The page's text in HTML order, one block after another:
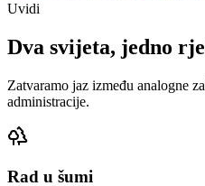
Uvidi
Dva svijeta, jedno
Zatvaramo jaz između analogne
administracije.
Rad u šumi